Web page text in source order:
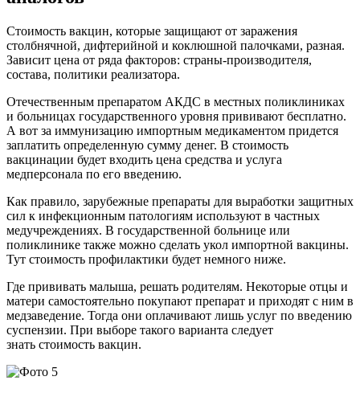
Стоимость вакцин, которые защищают от заражения
столбнячной, дифтерийной и коклюшной палочками, разная.
Зависит цена от ряда факторов: страны-производителя,
состава, политики реализатора.
Отечественным препаратом АКДС в местных поликлиниках
и больницах государственного уровня прививают бесплатно.
А вот за иммунизацию импортным медикаментом придется
заплатить определенную сумму денег. В стоимость
вакцинации будет входить цена средства и услуга
медперсонала по его введению.
Как правило, зарубежные препараты для выработки защитных
сил к инфекционным патологиям используют в частных
медучреждениях. В государственной больнице или
поликлинике также можно сделать укол импортной вакцины.
Тут стоимость профилактики будет немного ниже.
Где прививать малыша, решать родителям. Некоторые отцы и
матери самостоятельно покупают препарат и приходят с ним в
медзаведение. Тогда они оплачивают лишь услуг по введению
суспензии. При выборе такого варианта следует
знать стоимость вакцин.